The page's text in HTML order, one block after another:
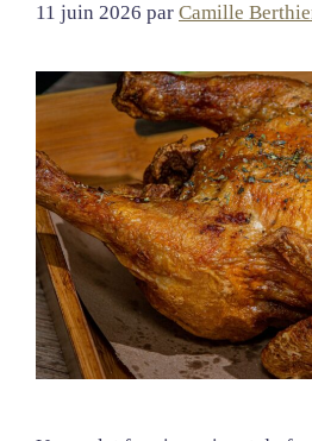
11 juin 2026 par Camille